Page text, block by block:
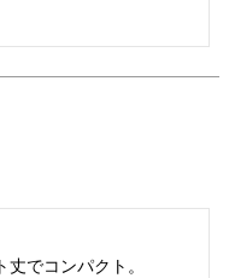
でコンパクト。